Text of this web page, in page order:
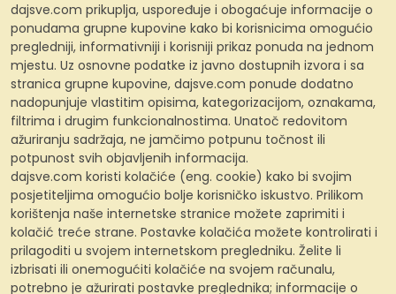
dajsve.com prikuplja, uspoređuje i obogaćuje informacije o
ponudama grupne kupovine kako bi korisnicima omogućio
pregledniji, informativniji i korisniji prikaz ponuda na jednom
mjestu. Uz osnovne podatke iz javno dostupnih izvora i sa
stranica grupne kupovine, dajsve.com ponude dodatno
nadopunjuje vlastitim opisima, kategorizacijom, oznakama,
filtrima i drugim funkcionalnostima. Unatoč redovitom
ažuriranju sadržaja, ne jamčimo potpunu točnost ili
potpunost svih objavljenih informacija.
dajsve.com koristi kolačiće (eng. cookie) kako bi svojim
posjetiteljima omogućio bolje korisničko iskustvo. Prilikom
korištenja naše internetske stranice možete zaprimiti i
kolačić treće strane. Postavke kolačića možete kontrolirati i
prilagoditi u svojem internetskom pregledniku. Želite li
izbrisati ili onemogućiti kolačiće na svojem računalu,
potrebno je ažurirati postavke preglednika; informacije o